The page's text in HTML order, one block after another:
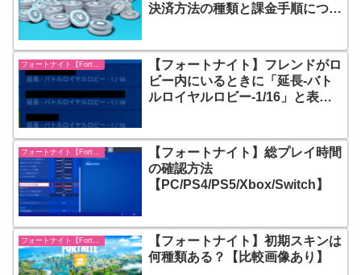
決済方法の種類と課金手順につい
【フォートナイト】フレンドがロ
ビー内にいるときに「延長-バト
ルロイヤルロビー-1/16」と表示
フォートナイト【Fortnite】
【フォートナイト】総プレイ時間
の確認方法
【PC/PS4/PS5/Xbox/Switch】
【フォートナイト】初期スキンは
何種類ある？【比較画像あり】